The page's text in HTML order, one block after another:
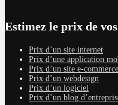
Estimez le prix de
Prix d’un site internet
Prix d’une application
Prix d’un site e-commerce
Prix d’un webdesign
Prix d’un logiciel
Prix d’un blog